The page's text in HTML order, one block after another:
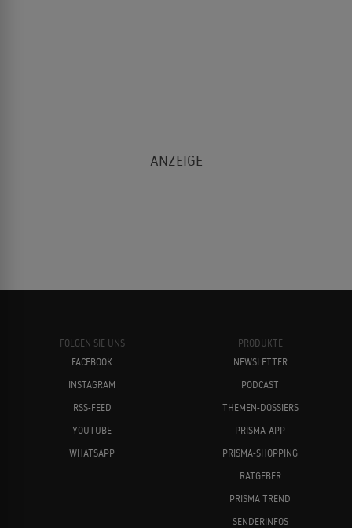
FOLGEN SIE UNS
FACEBOOK
INSTAGRAM
RSS-FEED
YOUTUBE
WHATSAPP
PRODUKTE
NEWSLETTER
PODCAST
THEMEN-DOSSIERS
PRISMA-APP
PRISMA-SHOPPING
RATGEBER
PRISMA TREND
SENDERINFOS